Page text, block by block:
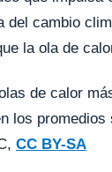
del cambio
la ola de
los
CC BY-SA